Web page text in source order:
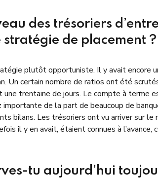
des trésoriers
stratégie de placement
plutôt opportuniste. Il y avait encore
Un certain nombre de ratios ont été
trentaine de jours. Le compte à terme
importante de la part de beaucoup de
bilans. Les trésoriers ont vu arriver sur
il y en avait, étaient connues à
tu aujourd’hui